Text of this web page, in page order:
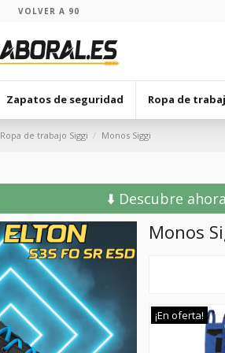
VOLVER A 90
Zapatos de seguridad Ropa de
Ropa de trabajo Siggi Monos Siggi
⬇️ Descubre
Monos
¡En oferta!